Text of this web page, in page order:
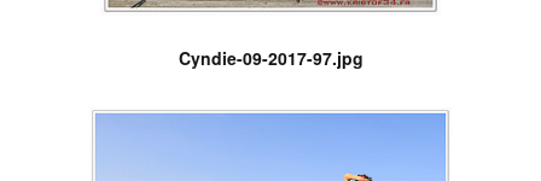
Cyndie-09-2017-97.jpg